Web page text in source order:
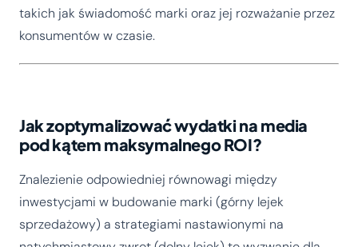
takich jak świadomość marki oraz jej rozważanie przez
konsumentów w czasie.
Jak zoptymalizować wydatki na media
pod kątem maksymalnego ROI?
Znalezienie odpowiedniej równowagi między
inwestycjami w budowanie marki (górny lejek
sprzedażowy) a strategiami nastawionymi na